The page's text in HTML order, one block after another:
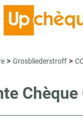
> Grosbliederstroff >
Chèque